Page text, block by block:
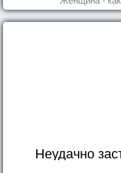
Неудачно